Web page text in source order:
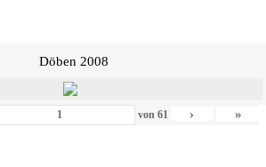
Döben 2008
von 61 › »